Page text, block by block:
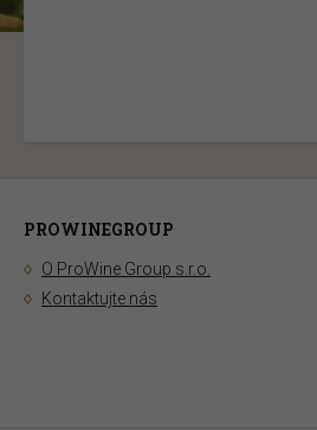
PROWINEGROUP
O ProWine Group s.r.o.
Kontaktujte nás